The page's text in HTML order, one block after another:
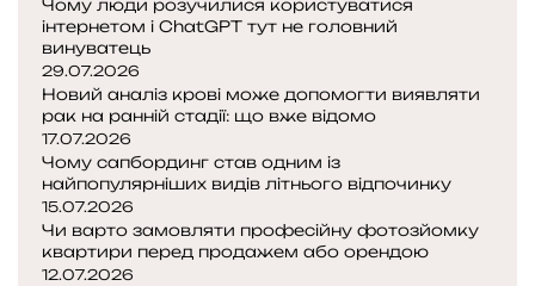
р
а
ї
н
і
:
п
л
а
т
ф
Чому люди розучилися користуватися
інтернетом і ChatGPT тут не головний
винуватець
29.07.2026
Новий аналіз крові може допомогти виявляти
рак на ранній стадії: що вже відомо
17.07.2026
Чому сапбординг став одним із
найпопулярніших видів літнього відпочинку
15.07.2026
Чи варто замовляти професійну фотозйомку
квартири перед продажем або орендою
12.07.2026